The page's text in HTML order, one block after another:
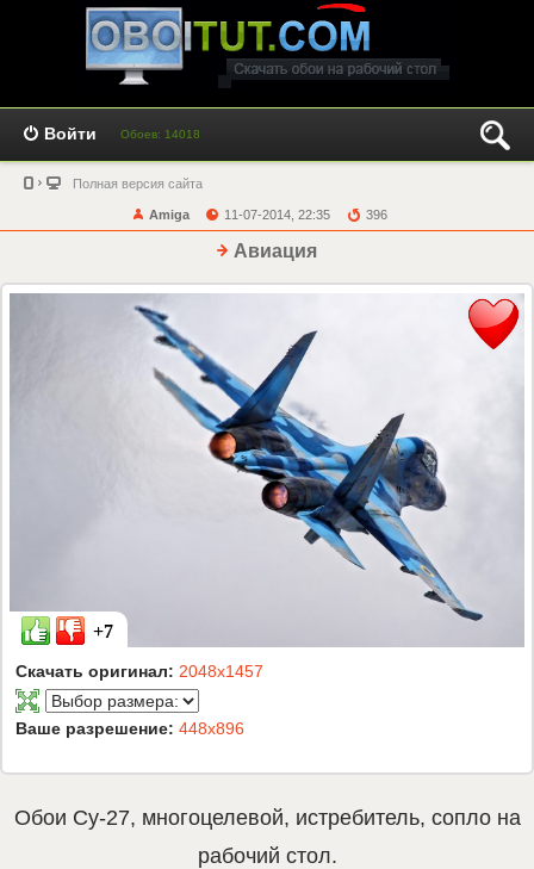
Войти Обоев: 14018
Полная версия сайта
Amiga 11-07-2014, 22:35 396
Авиация
+7
Скачать оригинал: 2048x1457
Ваше разрешение: 448x896
Обои Су-27, многоцелевой, истребитель, соплона
рабочий стол.